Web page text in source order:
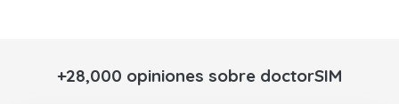
+28,000 opiniones sobre doctorSIM